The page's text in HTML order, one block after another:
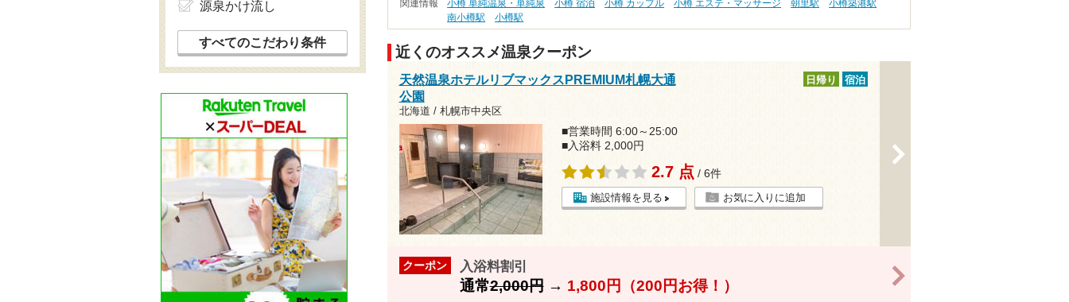
関連情報 小樽 単純温泉・単純泉 小樽 宿泊 小樽 カップル 小樽 エステ・マッサージ 朝里駅
小樽築港駅
南小樽駅
小樽駅
近くのオススメ温泉クーポン
天然温泉ホテルリブマックスPREMIUM札幌大通
公園
北海道 / 札幌市中央区
日帰り 宿泊
■営業時間 6:00～25:00
■入浴料 2,000円
2.7 点 / 6件
施設情報を見る お気に入りに追加
クーポン 入浴料割引
通常2,000円→ 1,800円（200円お得！）
源泉かけ流し
すべてのこだわり条件